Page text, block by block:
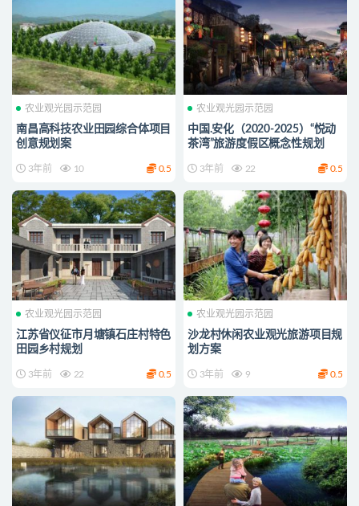
农业观光园示范园
南昌高科技农业田园综合体项目
创意规划案
3年前 10 0.5
农业观光园示范园
中国.安化（2020-2025）“悦动
茶湾”旅游度假区概念性规划
3年前 22 0.5
农业观光园示范园
江苏省仪征市月塘镇石庄村特色
田园乡村规划
3年前 22 0.5
农业观光园示范园
沙龙村休闲农业观光旅游项目规
划方案
3年前 9 0.5